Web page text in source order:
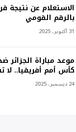
بالرقم القومي
31 أكتوبر، 2025
موعد مباراة
كأس أمم أفريقيا..
24 ديسمبر، 2025